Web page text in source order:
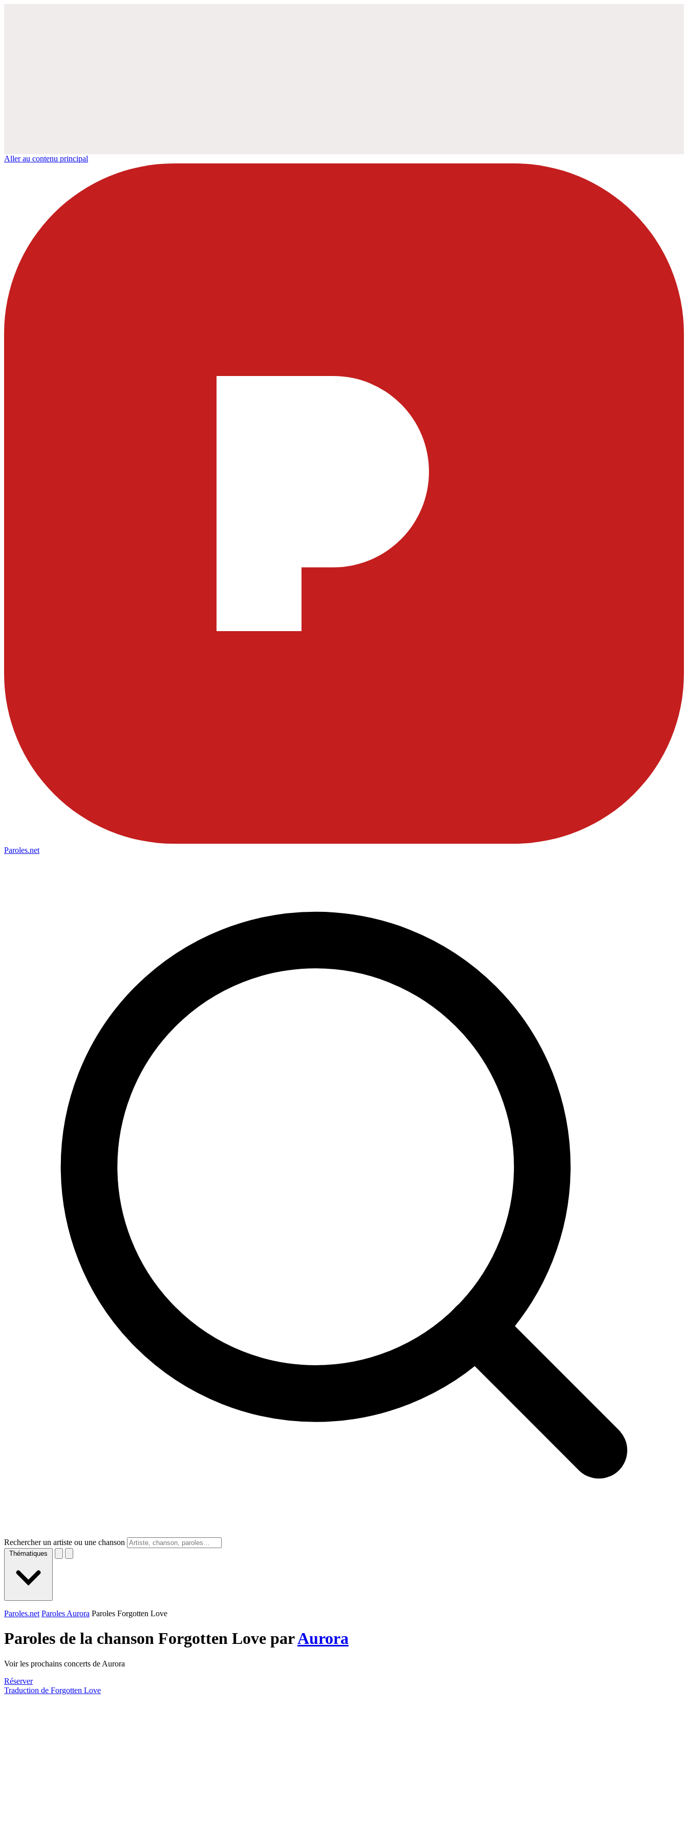
Aller au contenu principal
Paroles.net
Rechercher un artiste ou une chanson
Thématiques
Paroles.net Paroles Aurora Paroles Forgotten Love
Paroles de la chanson Forgotten Love parAurora
Voir les prochains concerts de Aurora
Réserver
Traduction de Forgotten Love